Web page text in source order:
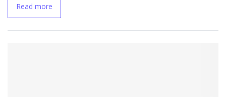
Read more